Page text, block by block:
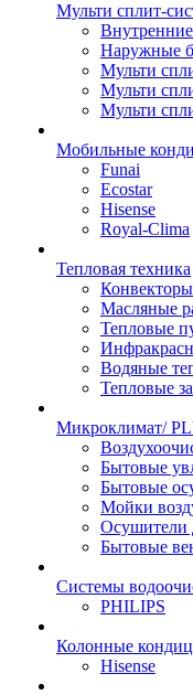
Мульти сплит-
Наружные
Мульти
Мульти
Мульти
Мобильные
Funai
Ecostar
Hisense
Royal-Clima
Тепловая техника
Конвекторы
Масляные
Тепловые
Водяные
Тепловые
Микроклимат/
Бытовые
Бытовые
Мойки
Осушители
Бытовые
Системы
PHILIPS
Колонные
Hisense